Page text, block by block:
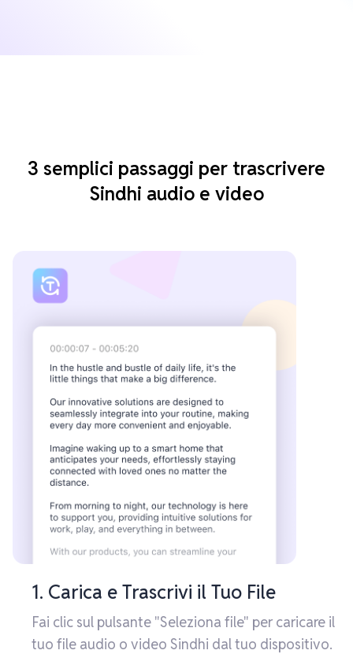
3 semplici passaggi per trascrivere
Sindhi audio e video
1. Carica e Trascrivi il Tuo File
Fai clic sul pulsante "Seleziona file" per caricare il
tuo file audio o video Sindhi dal tuo dispositivo.